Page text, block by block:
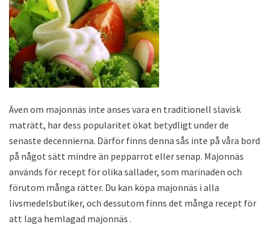
Även om majonnäs inte anses vara en traditionell slavisk
maträtt, har dess popularitet ökat betydligt under de
senaste decennierna. Därför finns denna sås inte på våra bord
på något sätt mindre än pepparrot eller senap. Majonnäs
används för recept för olika sallader, som marinaden och
förutom många rätter. Du kan köpa majonnäs i alla
livsmedelsbutiker, och dessutom finns det många recept för
att laga hemlagad majonnäs .